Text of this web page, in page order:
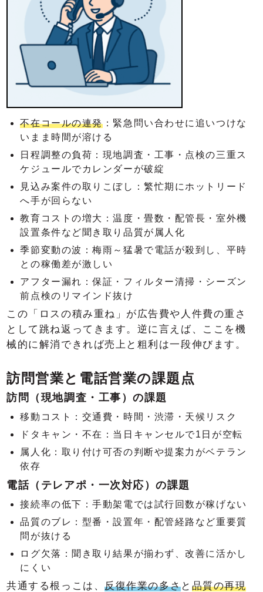
不在コールの連発：緊急問い合わせに追いつけな
いまま時間が溶ける
日程調整の負荷：現地調査・工事・点検の三重ス
ケジュールでカレンダーが破綻
見込み案件の取りこぼし：繁忙期にホットリード
へ手が回らない
教育コストの増大：温度・畳数・配管長・室外機
設置条件など聞き取り品質が属人化
季節変動の波：梅雨～猛暑で電話が殺到し、平時
との稼働差が激しい
アフター漏れ：保証・フィルター清掃・シーズン
前点検のリマインド抜け
この「ロスの積み重ね」が広告費や人件費の重さ
として跳ね返ってきます。逆に言えば、ここを機
械的に解消できれば売上と粗利は一段伸びます。
訪問営業と電話営業の課題点
訪問（現地調査・工事）の課題
移動コスト：交通費・時間・渋滞・天候リスク
ドタキャン・不在：当日キャンセルで1日が空転
属人化：取り付け可否の判断や提案力がベテラン
依存
電話（テレアポ・一次対応）の課題
接続率の低下：手動架電では試行回数が稼げない
品質のブレ：型番・設置年・配管経路など重要質
問が抜ける
ログ欠落：聞き取り結果が揃わず、改善に活かし
にくい
共通する根っこは、反復作業の多さと 品質の再現